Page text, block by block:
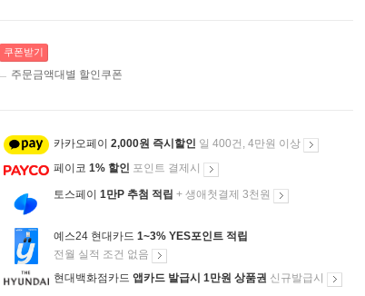
쿠폰받기
주문금액대별 할인쿠폰
카카오페이 2,000원 즉시할인 일 400건, 4만원 이상
페이코 1% 할인 포인트 결제시
토스페이 1만P 추첨 적립 + 생애첫결제 3천원
예스24 현대카드 1~3% YES포인트 적립
전월 실적 조건 없음
현대백화점카드 앱카드 발급시 1만원 상품권 신규발급시